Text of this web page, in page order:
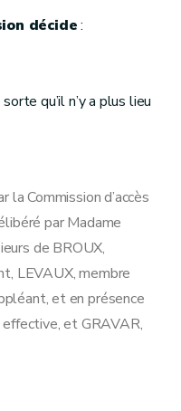
décide:
qu’il n’y a plus lieu
Commission d’accès
par Madame
de BROUX,
LEVAUX, membre
et en présence
et GRAVAR,